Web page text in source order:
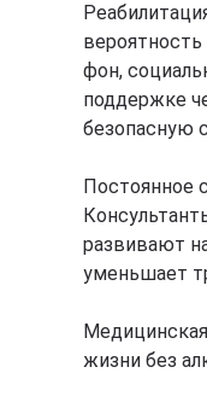
фон,
поддержке
безопасную
Постоянное
развивают
уменьшает
жизни без